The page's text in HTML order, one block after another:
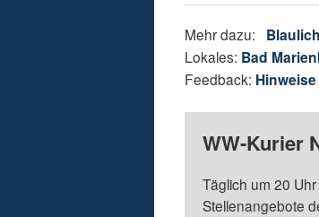
Mehr dazu:
Lokales: Bad
Feedback:
WW-Kurier
Täglich um 20
Stellenangebote